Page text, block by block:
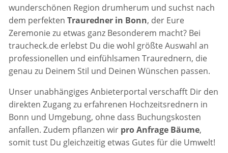
wunderschönen Region drumherum und suchst nach
dem perfektenTrauredner in Bonn, der Eure
Zeremonie zu etwas ganz Besonderem macht? Bei
traucheck.de erlebst Du die wohl größte Auswahl an
professionellen und einfühlsamen Traurednern, die
genau zu Deinem Stil und Deinen Wünschen passen.
Unser unabhängiges Anbieterportal verschafft Dir den
direkten Zugang zu erfahrenen Hochzeitsrednern in
Bonn und Umgebung, ohne dass Buchungskosten
anfallen. Zudem pflanzen wir pro Anfrage Bäume,
somit tust Du gleichzeitig etwas Gutes für die Umwelt!